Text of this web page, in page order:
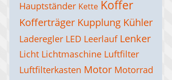
Hauptständer Kette Koffer
Kofferträger Kupplung Kühler
Laderegler LED Leerlauf Lenker
Licht Lichtmaschine Luftfilter
Luftfilterkasten Motor Motorrad